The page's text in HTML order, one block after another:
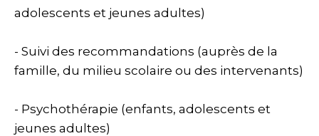
adolescents et jeunes adultes)
- Suivi des recommandations (auprès de la
famille, du milieu scolaire ou des intervenants)
- Psychothérapie (enfants, adolescents et
jeunes adultes)